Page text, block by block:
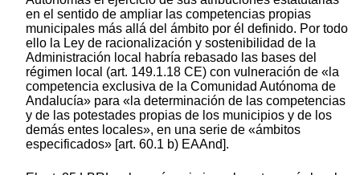
en el sentido de ampliar las competencias propias
municipales más allá del ámbito por él definido. Por todo
ello la Ley de racionalización y sostenibilidad de la
Administración local habría rebasado las bases del
régimen local (art. 149.1.18 CE) con vulneración de «la
competencia exclusiva de la Comunidad Autónoma de
Andalucía» para «la determinación de las competencias
y de las potestades propias de los municipios y de los
demás entes locales», en una serie de «ámbitos
especificados» [art. 60.1 b) EAAnd].